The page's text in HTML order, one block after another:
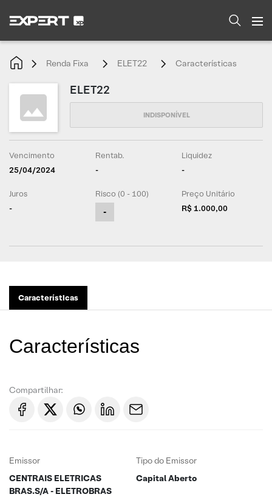
Renda Fixa ELET22 Características
ELET22
Vencimento
25/04/2024
Rentab.
-
Liquidez
-
Juros
-
Risco (0 - 100)
-
Preço Unitário
R$ 1.000,00
Características
Características
Compartilhar:
Emissor
CENTRAIS ELETRICAS
BRAS.S/A - ELETROBRAS
Tipo do Emissor
Capital Aberto